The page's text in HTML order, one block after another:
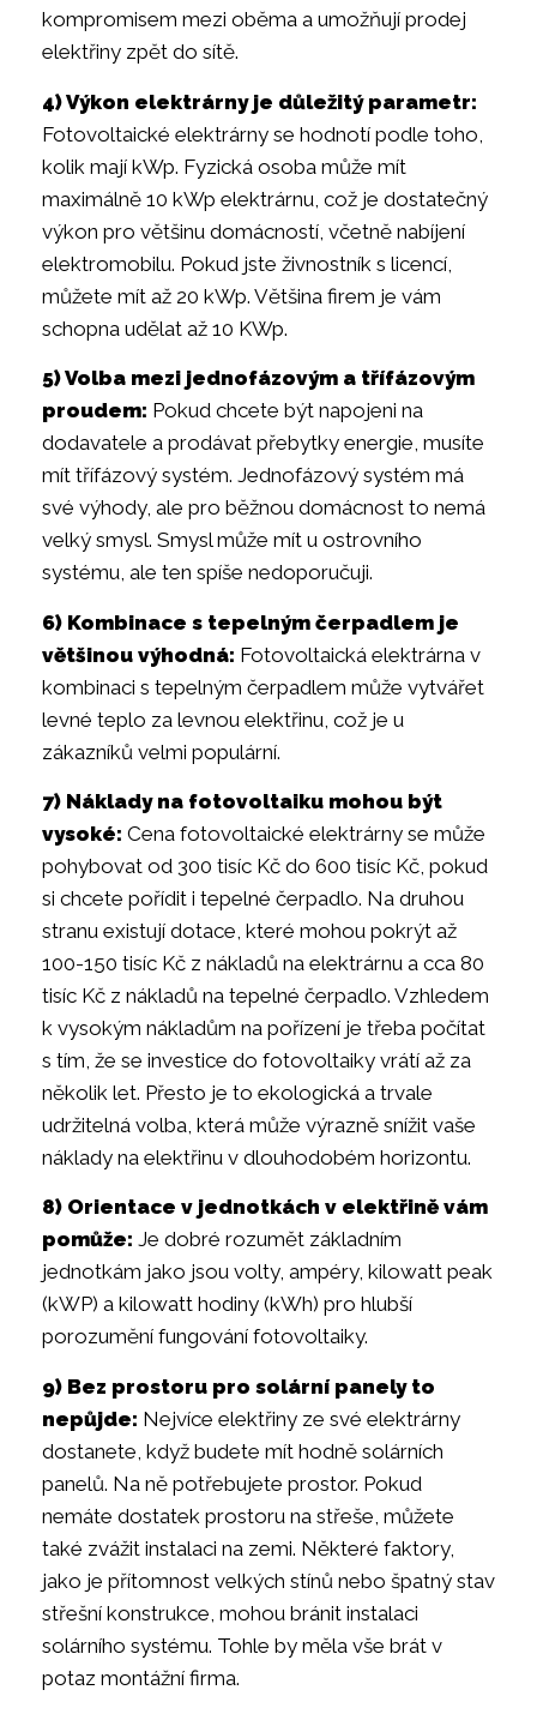
kompromisem mezi oběma a umožňují prodej
elektřiny zpět do sítě.
4) Výkon elektrárny je důležitý parametr:
Fotovoltaické elektrárny se hodnotí podle toho,
kolik mají kWp. Fyzická osoba může mít
maximálně 10 kWp elektrárnu, což je dostatečný
výkon pro většinu domácností, včetně nabíjení
elektromobilu. Pokud jste živnostník s licencí,
můžete mít až 20 kWp. Většina firem je vám
schopna udělat až 10 KWp.
5) Volba mezi jednofázovým a třífázovým
proudem: Pokud chcete být napojeni na
dodavatele a prodávat přebytky energie, musíte
mít třífázový systém. Jednofázový systém má
své výhody, ale pro běžnou domácnost to nemá
velký smysl. Smysl může mít u ostrovního
systému, ale ten spíše nedoporučuji.
6) Kombinace s tepelným čerpadlem je
většinou výhodná: Fotovoltaická elektrárna v
kombinaci s tepelným čerpadlem může vytvářet
levné teplo za levnou elektřinu, což je u
zákazníků velmi populární.
7) Náklady na fotovoltaiku mohou být
vysoké: Cena fotovoltaické elektrárny se může
pohybovat od 300 tisíc Kč do 600 tisíc Kč, pokud
si chcete pořídit i tepelné čerpadlo. Na druhou
stranu existují dotace, které mohou pokrýt až
100-150 tisíc Kč z nákladů na elektrárnu a cca 80
tisíc Kč z nákladů na tepelné čerpadlo. Vzhledem
k vysokým nákladům na pořízení je třeba počítat
s tím, že se investice do fotovoltaiky vrátí až za
několik let. Přesto je to ekologická a trvale
udržitelná volba, která může výrazně snížit vaše
náklady na elektřinu v dlouhodobém horizontu.
8) Orientace v jednotkách v elektřině vám
pomůže: Je dobré rozumět základním
jednotkám jako jsou volty, ampéry, kilowatt peak
(kWP) a kilowatt hodiny (kWh) pro hlubší
porozumění fungování fotovoltaiky.
9) Bez prostoru pro solární panely to
nepůjde: Nejvíce elektřiny ze své elektrárny
dostanete, když budete mít hodně solárních
panelů. Na ně potřebujete prostor. Pokud
nemáte dostatek prostoru na střeše, můžete
také zvážit instalaci na zemi. Některé faktory,
jako je přítomnost velkých stínů nebo špatný stav
střešní konstrukce, mohou bránit instalaci
solárního systému. Tohle by měla vše brát v
potaz montážní firma.